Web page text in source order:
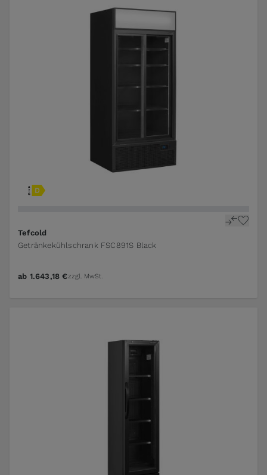
Tefcold
Getränkekühlschrank FSC891S Black
ab 1.643,18 €zzgl. MwSt.